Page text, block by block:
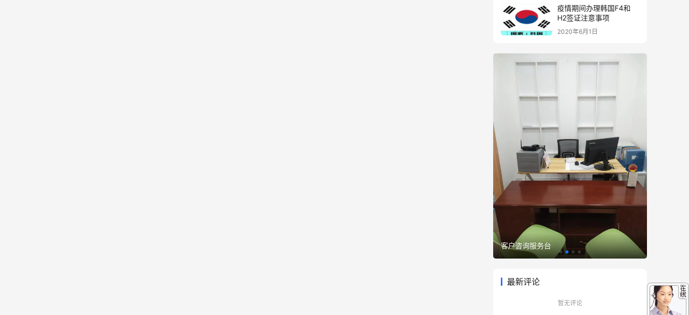
疫情期间办理韩国F4和
H2签证注意事项
2020年6月1日
精心打造办公环境
最新评论
暂无评论